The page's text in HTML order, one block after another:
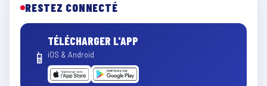
RESTEZ CONNECTÉ
📱
TÉLÉCHARGER L'APP
iOS & Android